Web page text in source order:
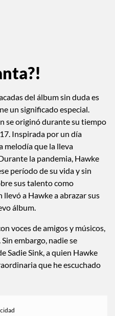
del álbum sin duda es
un significado especial.
se originó durante su tiempo
Inspirada por un día
melodía que la lleva
la pandemia, Hawke
período de su vida y sin
sus talento como
a Hawke a abrazar sus
álbum.
voces de amigos y músicos,
embargo, nadie se
Sadie Sink, a quien Hawke
que he escuchado